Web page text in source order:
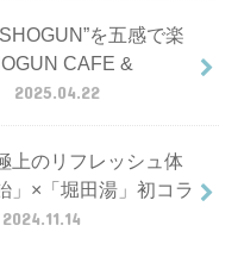
を五感で楽
CAFE &
2025.04.22
上のリフレッシュ体
」×「堀田湯」初コラ
2024.11.14